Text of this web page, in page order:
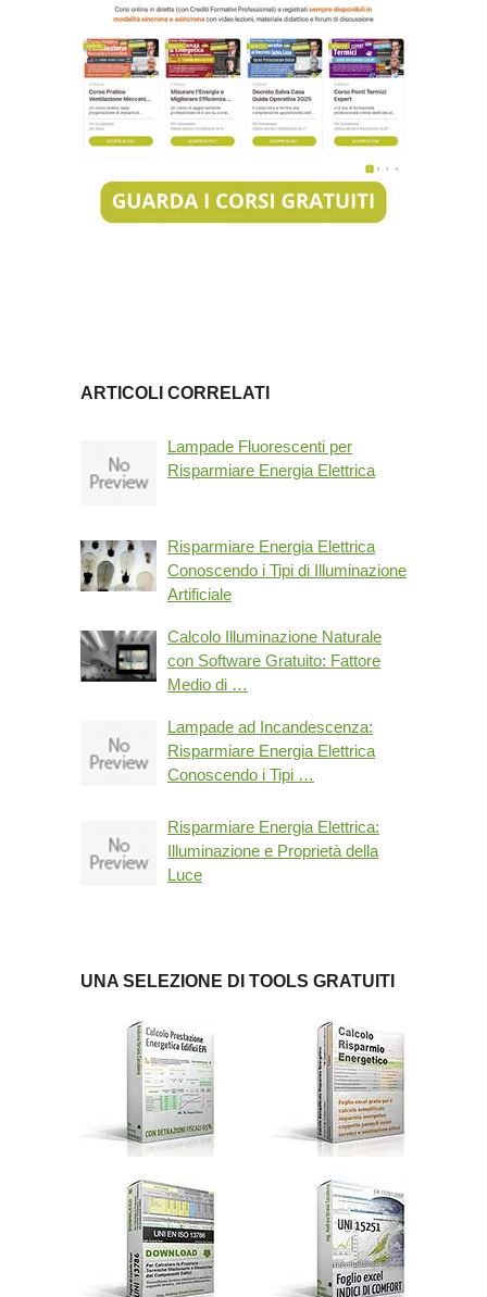
ARTICOLI CORRELATI
Lampade Fluorescenti per
Risparmiare Energia Elettrica
Risparmiare Energia Elettrica
Conoscendo i Tipi di Illuminazione
Artificiale
Calcolo Illuminazione Naturale
con Software Gratuito: Fattore
Medio di …
Lampade ad Incandescenza:
Risparmiare Energia Elettrica
Conoscendo i Tipi …
Risparmiare Energia Elettrica:
Illuminazione e Proprietà della
Luce
UNA SELEZIONE DI TOOLS GRATUITI